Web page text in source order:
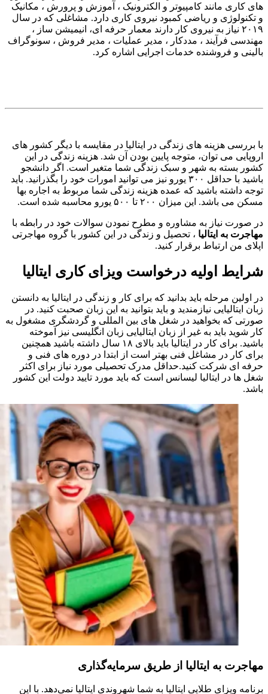
های کاری مانند کامپیوتر و الکترونیک ، آموزش و پرورش ، مکانیک
و تکنولوژی و ریاضی کمبود نیروی کاری دارد. مشاغلی که در سال
۲۰۱۹ نیاز به نیروی کار دارند معمار حرفه ای، انیمیشن ساز ،
مهندسی فرآیند ، مددکار ، مدیر عملیات ، مدیر فروش ، سونوگراف
بالینی و فروشنده خدمات اجرایی اشاره کرد.
با بررسی هزینه های زندگی در ایتالیا در مقایسه با دیگر کشور های
اروپایی می توان، متوجه پایین بودن آن شد. هزینه زندگی در این
کشور بسته به شهر و سبک زندگی شما متغیر است. اگر دانشجو
باشید با حداقل ۳۰۰ یورو نیز می توانید امورات خود را بگذرانید. باید
توجه داشته باشید که عمده هزینه زندگی شما مربوط به اجاره بها
مسکن می باشد. این میزان ۲۰۰ تا ۵۰۰ یورو محاسبه شده است.
در صورت نیاز به مشاوره و مطرح نمودن سوالات خود در رابطه با
مهاجرت به ایتالیا ، تحصیل و زندگی در این کشور با گروه مهاجرتی
اپلای من ارتباط برقرار کنید.
شرایط اولیه درخواست ویزای کاری ایتالیا
در اولین مرحله باید بدانید که برای کار و زندگی در ایتالیا به دانستن
زبان ایتالیایی نیازمندید و باید بتوانید به این زبان صحبت کنید. در
صورتی که بخواهید در شغل های بین المللی و گردشگری مشغول به
کار شوید باید به غیر از زبان ایتالیایی زبان انگلیسی نیز آموخته
باشید. برای کار در ایتالیا باید بالای ۱۸ سال داشته باشید همچنین
برای کار در مشاغل فنی بهتر است از ابتدا در دوره های فنی و
حرفه ای شرکت کنید.حداقل مدرک تحصیلی مورد نیاز برای اکثر
شغل ها در ایتالیا لیسانس است که باید مورد تایید دولت این کشور
باشد.
مهاجرت به ایتالیا از طریق سرمایه‌گذاری
برنامه ویزای طلایی ایتالیا به شما شهروندی ایتالیا نمی‌دهد. با این